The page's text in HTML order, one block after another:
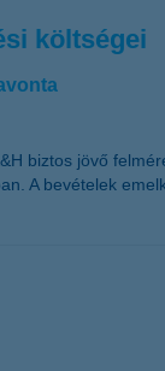
költségei
biztos jövő
A bevételek